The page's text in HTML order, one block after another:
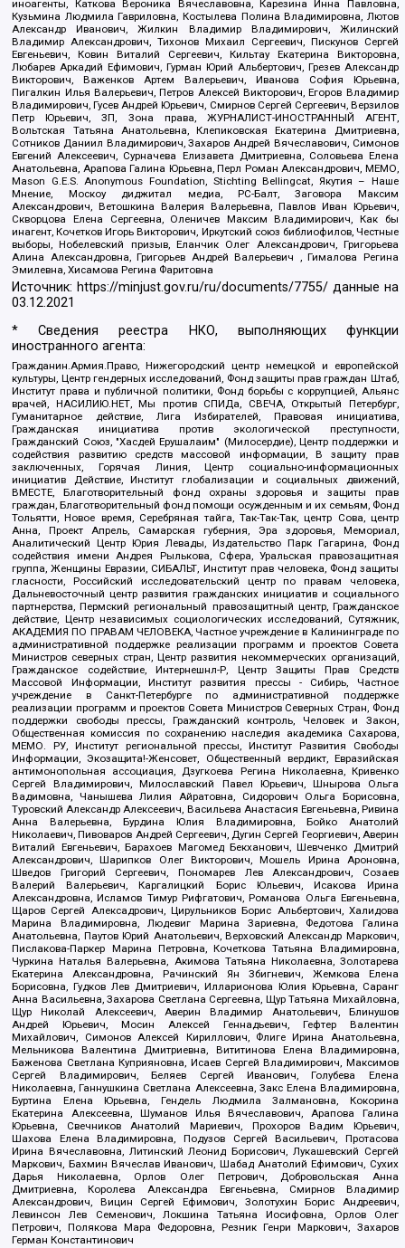
иноагенты, Каткова Вероника Вячеславовна, Карезина Инна Павловна,
Кузьмина Людмила Гавриловна, Костылева Полина Владимировна, Лютов
Александр Иванович, Жилкин Владимир Владимирович, Жилинский
Владимир Александрович, Тихонов Михаил Сергеевич, Пискунов Сергей
Евгеньевич, Ковин Виталий Сергеевич, Кильтау Екатерина Викторовна,
Любарев Аркадий Ефимович, Гурман Юрий Альбертович, Грезев Александр
Викторович, Важенков Артем Валерьевич, Иванова София Юрьевна,
Пигалкин Илья Валерьевич, Петров Алексей Викторович, Егоров Владимир
Владимирович, Гусев Андрей Юрьевич, Смирнов Сергей Сергеевич, Верзилов
Петр Юрьевич, ЗП, Зона права, ЖУРНАЛИСТ-ИНОСТРАННЫЙ АГЕНТ,
Вольтская Татьяна Анатольевна, Клепиковская Екатерина Дмитриевна,
Сотников Даниил Владимирович, Захаров Андрей Вячеславович, Симонов
Евгений Алексеевич, Сурначева Елизавета Дмитриевна, Соловьева Елена
Анатольевна, Арапова Галина Юрьевна, Перл Роман Александрович, МЕМО,
Mason G.E.S. Anonymous Foundation, Stichting Bellingcat, Якутия – Наше
Мнение, Москоу диджитал медиа, РС-Балт, Заговора Максим
Александрович, Ветошкина Валерия Валерьевна, Павлов Иван Юрьевич,
Скворцова Елена Сергеевна, Оленичев Максим Владимирович, Как бы
инагент, Кочетков Игорь Викторович, Иркутский союз библиофилов, Честные
выборы, Нобелевский призыв, Еланчик Олег Александрович, Григорьева
Алина Александровна, Григорьев Андрей Валерьевич , Гималова Регина
Эмилевна, Хисамова Регина Фаритовна
Источник: https://minjust.gov.ru/ru/documents/7755/ данные на
03.12.2021
* Сведения реестра НКО, выполняющих функции
иностранного агента:
Гражданин.Армия.Право, Нижегородский центр немецкой и европейской
культуры, Центр гендерных исследований, Фонд защиты прав граждан Штаб,
Институт права и публичной политики, Фонд борьбы с коррупцией, Альянс
врачей, НАСИЛИЮ.НЕТ, Мы против СПИДа, СВЕЧА, Открытый Петербург,
Гуманитарное действие, Лига Избирателей, Правовая инициатива,
Гражданская инициатива против экологической преступности,
Гражданский Союз, "Хасдей Ерушалаим" (Милосердие), Центр поддержки и
содействия развитию средств массовой информации, В защиту прав
заключенных, Горячая Линия, Центр социально-информационных
инициатив Действие, Институт глобализации и социальных движений,
ВМЕСТЕ, Благотворительный фонд охраны здоровья и защиты прав
граждан, Благотворительный фонд помощи осужденным и их семьям, Фонд
Тольятти, Новое время, Серебряная тайга, Так-Так-Так, центр Сова, центр
Анна, Проект Апрель, Самарская губерния, Эра здоровья, Мемориал,
Аналитический Центр Юрия Левады, Издательство Парк Гагарина, Фонд
содействия имени Андрея Рылькова, Сфера, Уральская правозащитная
группа, Женщины Евразии, СИБАЛЬТ, Институт прав человека, Фонд защиты
гласности, Российский исследовательский центр по правам человека,
Дальневосточный центр развития гражданских инициатив и социального
партнерства, Пермский региональный правозащитный центр, Гражданское
действие, Центр независимых социологических исследований, Сутяжник,
АКАДЕМИЯ ПО ПРАВАМ ЧЕЛОВЕКА, Частное учреждение в Калининграде по
административной поддержке реализации программ и проектов Совета
Министров северных стран, Центр развития некоммерческих организаций,
Гражданское содействие, Интернешнл-Р, Центр Защиты Прав Средств
Массовой Информации, Институт развития прессы - Сибирь, Частное
учреждение в Санкт-Петербурге по административной поддержке
реализации программ и проектов Совета Министров Северных Стран, Фонд
поддержки свободы прессы, Гражданский контроль, Человек и Закон,
Общественная комиссия по сохранению наследия академика Сахарова,
МЕМО. РУ, Институт региональной прессы, Институт Развития Свободы
Информации, Экозащита!-Женсовет, Общественный вердикт, Евразийская
антимонопольная ассоциация, Дзугкоева Регина Николаевна, Кривенко
Сергей Владимирович, Милославский Павел Юрьевич, Шнырова Ольга
Вадимовна, Чанышева Лилия Айратовна, Сидорович Ольга Борисовна,
Туровский Александр Алексеевич, Васильева Анастасия Евгеньевна, Ривина
Анна Валерьевна, Бурдина Юлия Владимировна, Бойко Анатолий
Николаевич, Пивоваров Андрей Сергеевич, Дугин Сергей Георгиевич, Аверин
Виталий Евгеньевич, Барахоев Магомед Бекханович, Шевченко Дмитрий
Александрович, Шарипков Олег Викторович, Мошель Ирина Ароновна,
Шведов Григорий Сергеевич, Пономарев Лев Александрович, Созаев
Валерий Валерьевич, Каргалицкий Борис Юльевич, Исакова Ирина
Александровна, Исламов Тимур Рифгатович, Романова Ольга Евгеньевна,
Щаров Сергей Алексадрович, Цирульников Борис Альбертович, Халидова
Марина Владимировна, Людевиг Марина Зариевна, Федотова Галина
Анатольевна, Паутов Юрий Анатольевич, Верховский Александр Маркович,
Пислакова-Паркер Марина Петровна, Кочеткова Татьяна Владимировна,
Чуркина Наталья Валерьевна, Акимова Татьяна Николаевна, Золотарева
Екатерина Александровна, Рачинский Ян Збигневич, Жемкова Елена
Борисовна, Гудков Лев Дмитриевич, Илларионова Юлия Юрьевна, Саранг
Анна Васильевна, Захарова Светлана Сергеевна, Щур Татьяна Михайловна,
Щур Николай Алексеевич, Аверин Владимир Анатольевич, Блинушов
Андрей Юрьевич, Мосин Алексей Геннадьевич, Гефтер Валентин
Михайлович, Симонов Алексей Кириллович, Флиге Ирина Анатольевна,
Мельникова Валентина Дмитриевна, Вититинова Елена Владимировна,
Баженова Светлана Куприяновна, Исаев Сергей Владимирович, Максимов
Сергей Владимирович, Беляев Сергей Иванович, Голубева Елена
Николаевна, Ганнушкина Светлана Алексеевна, Закс Елена Владимировна,
Буртина Елена Юрьевна, Гендель Людмила Залмановна, Кокорина
Екатерина Алексеевна, Шуманов Илья Вячеславович, Арапова Галина
Юрьевна, Свечников Анатолий Мариевич, Прохоров Вадим Юрьевич,
Шахова Елена Владимировна, Подузов Сергей Васильевич, Протасова
Ирина Вячеславовна, Литинский Леонид Борисович, Лукашевский Сергей
Маркович, Бахмин Вячеслав Иванович, Шабад Анатолий Ефимович, Сухих
Дарья Николаевна, Орлов Олег Петрович, Добровольская Анна
Дмитриевна, Королева Александра Евгеньевна, Смирнов Владимир
Александрович, Вицин Сергей Ефимович, Золотухин Борис Андреевич,
Левинсон Лев Семенович, Локшина Татьяна Иосифовна, Орлов Олег
Петрович, Полякова Мара Федоровна, Резник Генри Маркович, Захаров
Герман Константинович